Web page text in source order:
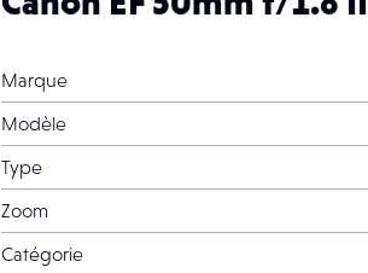
Marque
Modèle
Type
Zoom
Catégorie